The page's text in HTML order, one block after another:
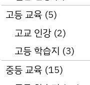
고등 교육 (5)
고교 인강(2)
고등 학습지 (3)
중등 교육 (15)